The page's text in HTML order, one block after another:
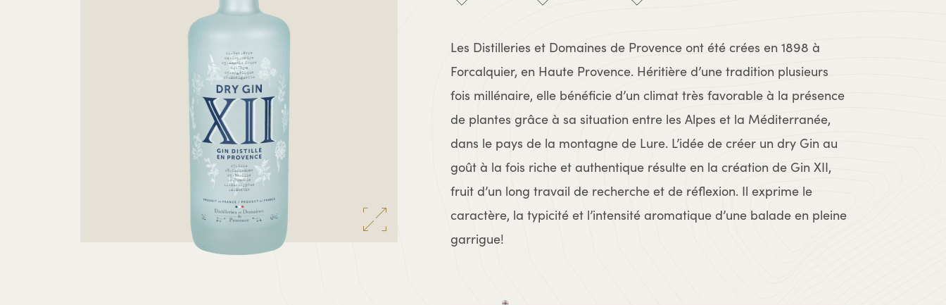
Les Distilleries et Domaines de Provence ont été crées en 1898 à
Forcalquier, en Haute Provence. Héritière d’une tradition plusieurs
fois millénaire, elle bénéficie d’un climat très favorable à la présence
de plantes grâce à sa situation entre les Alpes et la Méditerranée,
dans le pays de la montagne de Lure. L’idée de créer un dry Gin au
goût à la fois riche et authentique résulte en la création de Gin XII,
fruit d’un long travail de recherche et de réflexion. Il exprime le
caractère, la typicité et l’intensité aromatique d’une balade en pleine
garrigue!